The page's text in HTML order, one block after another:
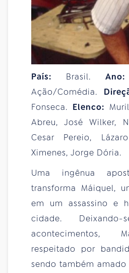
País: Brasil.
Ação/Comédia.
Fonseca. Elenco:
Abreu, José Wilker,
Cesar Pereio,
Ximenes, Jorge Dória.
Uma ingênua
transforma Máiquel,
em um assassino e
cidade.
acontecimentos,
respeitado por
sendo também